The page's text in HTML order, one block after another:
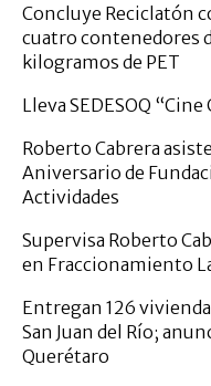
Concluye Reciclatón
cuatro contenedores
kilogramos de PET
Lleva SEDESOQ
Roberto Cabrera
Aniversario de
Actividades
Supervisa Roberto
en Fraccionamiento
Entregan 126
San Juan del Río;
Querétaro